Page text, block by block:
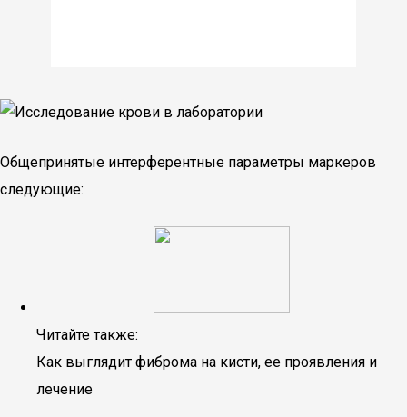
Общепринятые интерферентные параметры маркеров
следующие:
Читайте также:
Как выглядит фиброма на кисти, ее проявления и
лечение